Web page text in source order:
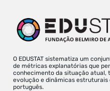
O EDUSTAT sistematiza um
de métricas explanatórias que
conhecimento da situação atual,
evolução e dinâmicas estruturais
português.